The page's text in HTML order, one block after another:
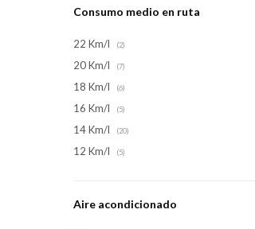
Consumo medio en ruta
22 Km/l (2)
20 Km/l (7)
18 Km/l (6)
16 Km/l (5)
14 Km/l (20)
12 Km/l (5)
Aire acondicionado